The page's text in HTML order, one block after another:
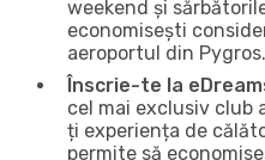
weekend și
economisești
aeroportul din Pygros.
Înscrie-te la
cel mai exclusiv club
ți experiența de
permite să